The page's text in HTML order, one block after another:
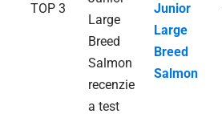
TOP 3
Junior
Large
Breed
Salmon